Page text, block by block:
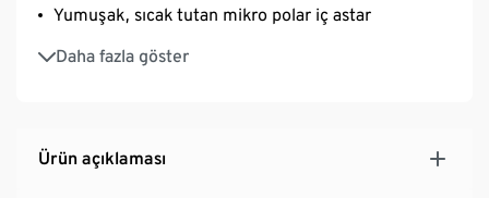
Yumuşak, sıcak tutan mikro polar iç astar
Daha fazla göster
Kapalı dikişli
Mükemmel uyum için 74/80 beden paça bantlı
Ürün açıklaması